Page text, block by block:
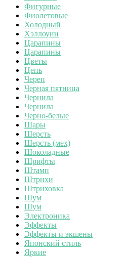
Фигурные
Фиолетовые
Холодный
Хэллоуин
Царапины
Царапины
Цветы
Цепь
Череп
Черная пятница
Чернила
Чернила
Черно-белые
Шары
Шерсть
Шерсть (мех)
Шоколадные
Шрифты
Штамп
Штрихи
Штриховка
Шум
Шум
Электроника
Эффекты
Эффекты и экшены
Японский стиль
Яркие